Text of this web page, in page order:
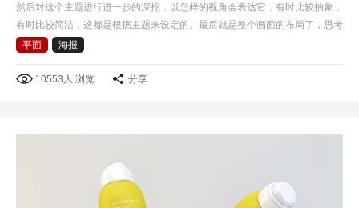
然后对这个主题进行进一步的深挖，以怎样的视角会表达它，有时比较抽象，
有时比较简洁，这都是根据主题来设定的。最后就是整个画面的布局了，思考
怎样才根据有冲击力，而且具有美感。做每一个设计时，…
平面 海报
10553人 浏览 分享